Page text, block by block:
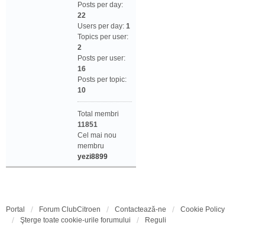
Posts per day:
22
Users per day: 1
Topics per user:
2
Posts per user:
16
Posts per topic:
10
Total membri
11851
Cel mai nou
membru
yezi8899
Portal Forum ClubCitroen Contactează-ne
Cookie Policy
Şterge toate cookie-urile forumului
Reguli